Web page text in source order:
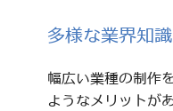
多様な業界知
幅広い業種の制作
ようなメリットが